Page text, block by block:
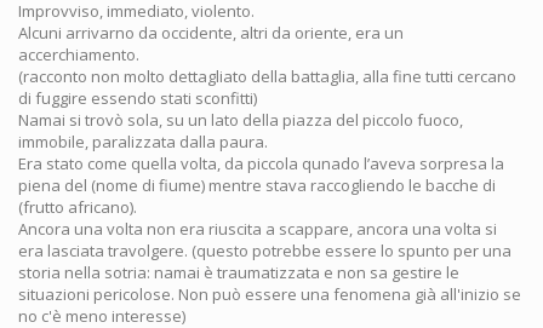
Improvviso, immediato, violento.
Alcuni arrivarno da occidente, altri da oriente, era un
accerchiamento.
(racconto non molto dettagliato della battaglia, alla fine tutti cercano
di fuggire essendo stati sconfitti)
Namai si trovò sola, su un lato della piazza del piccolo fuoco,
immobile, paralizzata dalla paura.
Era stato come quella volta, da piccola qunado l’aveva sorpresa la
piena del (nome di fiume) mentre stava raccogliendo le bacche di
(frutto africano).
Ancora una volta non era riuscita a scappare, ancora una volta si
era lasciata travolgere. (questo potrebbe essere lo spunto per una
storia nella sotria: namai è traumatizzata e non sa gestire le
situazioni pericolose. Non può essere una fenomena già all'inizio se
no c'è meno interesse)